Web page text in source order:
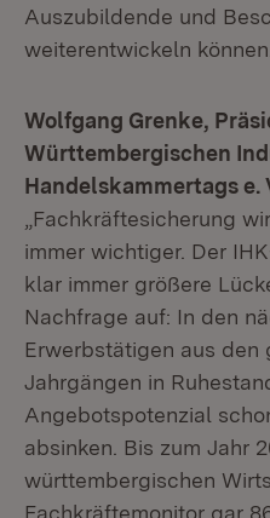
Auszubildende und
weiterentwickeln
Wolfgang Grenke,
Württembergischen
Handelskammertags e.
„Fachkräftesicherung
immer wichtiger. Der
klar immer größere
Nachfrage auf: In den
Erwerbstätigen aus den
Jahrgängen in
Angebotspotenzial
absinken. Bis zum Jahr
württembergischen
Fachkräftemonitor gar